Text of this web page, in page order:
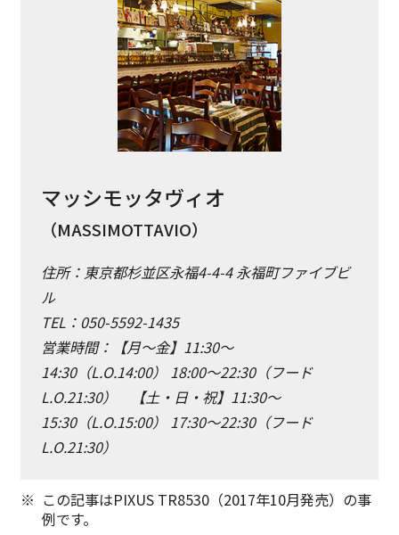
マッシモッタヴィオ
（MASSIMOTTAVIO）
住所：東京都杉並区永福4-4-4 永福町ファイブビ
ル
TEL：050-5592-1435
営業時間：【月～金】11:30～
14:30（L.O.14:00） 18:00～22:30（フード
L.O.21:30） 【土・日・祝】11:30～
15:30（L.O.15:00） 17:30～22:30（フード
L.O.21:30）
※ この記事はPIXUS TR8530（2017年10月発売）の事
例です。